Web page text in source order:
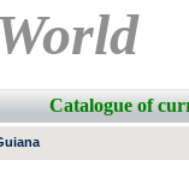
Catalogue of